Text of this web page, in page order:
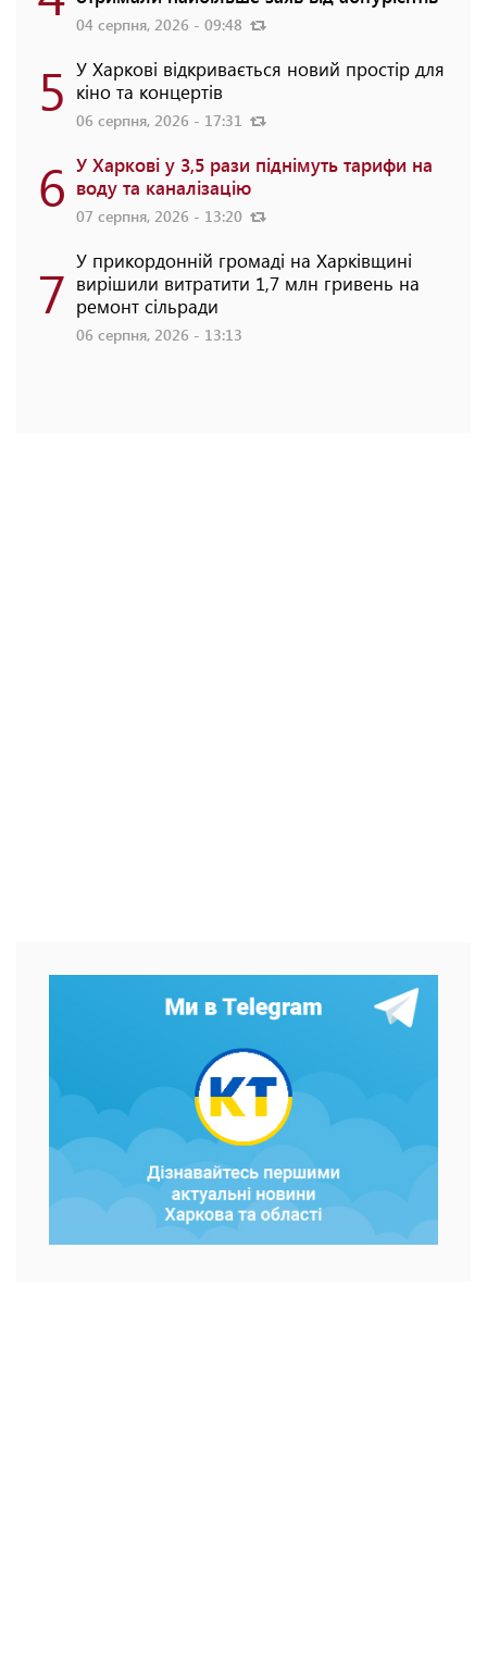
04 серпня, 2026 - 09:48
5 У Харкові відкривається новий простір для
кіно та концертів
06 серпня, 2026 - 17:31
6 У Харкові у 3,5 рази піднімуть тарифи на
воду та каналізацію
07 серпня, 2026 - 13:20
7 У прикордонній громаді на Харківщині
вирішили витратити 1,7 млн гривень на
ремонт сільради
06 серпня, 2026 - 13:13